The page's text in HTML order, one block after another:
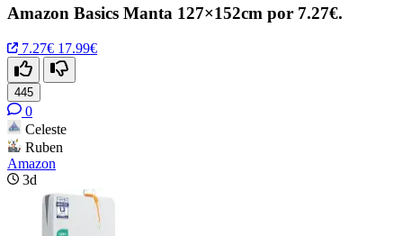
Amazon Basics Manta 127×152cm por 7.27€.
7.27€ 17.99€
445
0
Celeste
Ruben
Amazon
3d